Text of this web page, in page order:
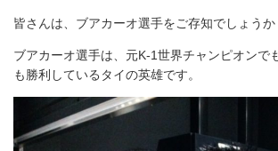
皆さんは、ブアカーオ選手をご存知でしょうか
ブアカーオ選手は、元K-1世界チャンピオンで
も勝利しているタイの英雄です。